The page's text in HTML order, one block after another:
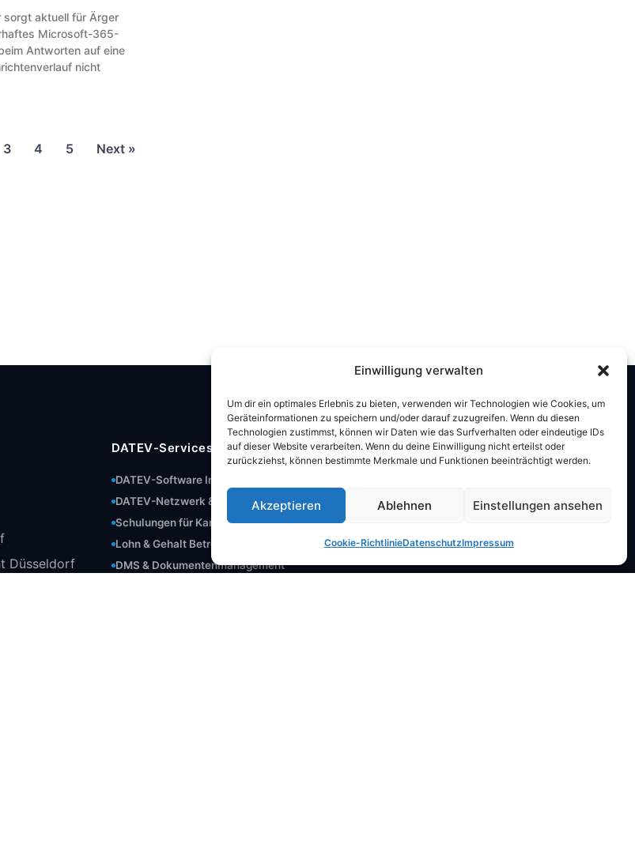
Einwilligung verwalten
Um dir ein optimales Erlebnis zu bieten, verwenden wir Technologien wie Cookies, um
Geräteinformationen zu speichern und/oder darauf zuzugreifen. Wenn du diesen
Technologien zustimmst, können wir Daten wie das Surfverhalten oder eindeutige IDs
auf dieser Website verarbeiten. Wenn du deine Einwilligung nicht erteilst oder
zurückziehst, können bestimmte Merkmale und Funktionen beeinträchtigt werden.
Akzeptieren Ablehnen Einstellungen ansehen
Cookie-RichtlinieDatenschutzImpressum
sorgt aktuell für Ärger
Microsoft-365-
Antworten auf eine
nicht
3 4 5 Next »
Düsseldorf
DATEV-Services
DATEV-Software Installation
DATEV-Netzwerk & Server
Schulungen für Kanzleien
Lohn & Gehalt Betreuung
DMS & Dokumentenmanagement
Tätig in
IT Systembetreuung Düsseldorf